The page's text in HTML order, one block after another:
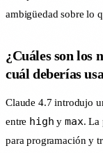
ambigüedad sobre lo
¿Cuáles son los
cuál deberías
Claude 4.7 introdujo
entre high ymax. La
para programación y